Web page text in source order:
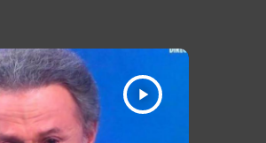
play_arrow